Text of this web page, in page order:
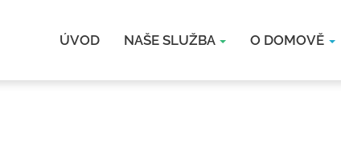
ÚVOD NAŠE SLUŽBA O DOMOVĚ